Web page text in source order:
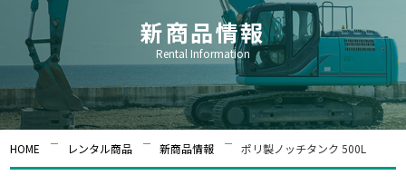
新商品情報
Rental Information
HOME レンタル商品 新商品情報 ポリ製ノッチタンク 500L